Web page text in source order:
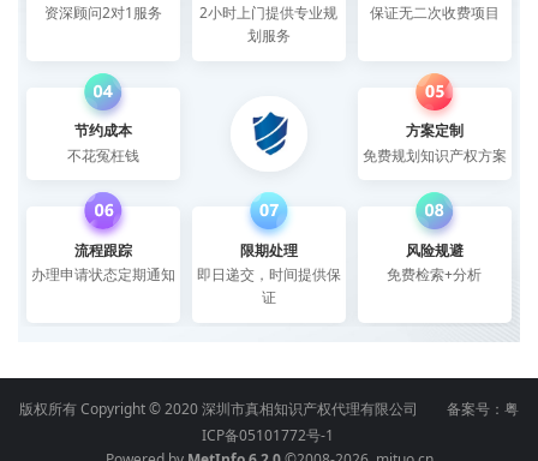
资深顾问2对1服务
2小时上门提供专业规
划服务
保证无二次收费项目
节约成本
不花冤枉钱
方案定制
免费规划知识产权方案
流程跟踪
办理申请状态定期通知
限期处理
即日递交，时间提供保
证
风险规避
免费检索+分析
版权所有 Copyright © 2020 深圳市真相知识产权代理有限公司 备案号： 粤
ICP备05101772号-1